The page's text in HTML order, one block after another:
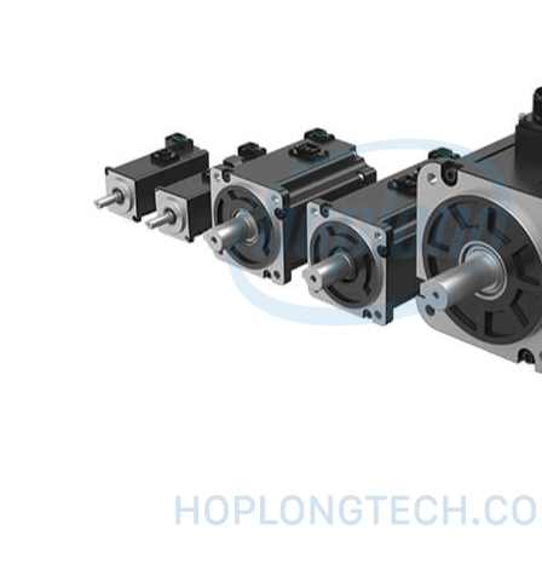
Relay thời gian
Relay an toàn
Relay bảo vệ động cơ 3P
THIẾT BỊ ĐÓNG CẮT
Contactor
DRIVER / MOTOR SERVO
Đèn báo quay
Đèn báo panel tròn